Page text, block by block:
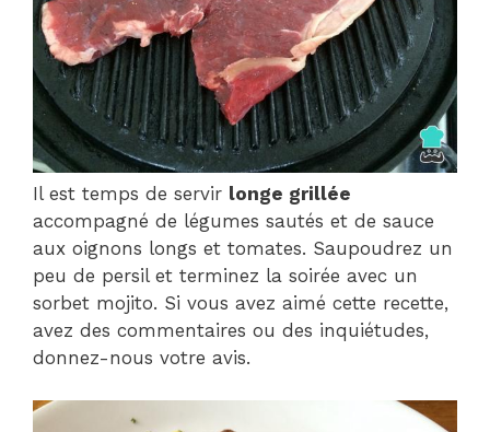
Il est temps de servir longe grillée
accompagné de légumes sautés et de sauce
aux oignons longs et tomates. Saupoudrez un
peu de persil et terminez la soirée avec un
sorbet mojito. Si vous avez aimé cette recette,
avez des commentaires ou des inquiétudes,
donnez-nous votre avis.